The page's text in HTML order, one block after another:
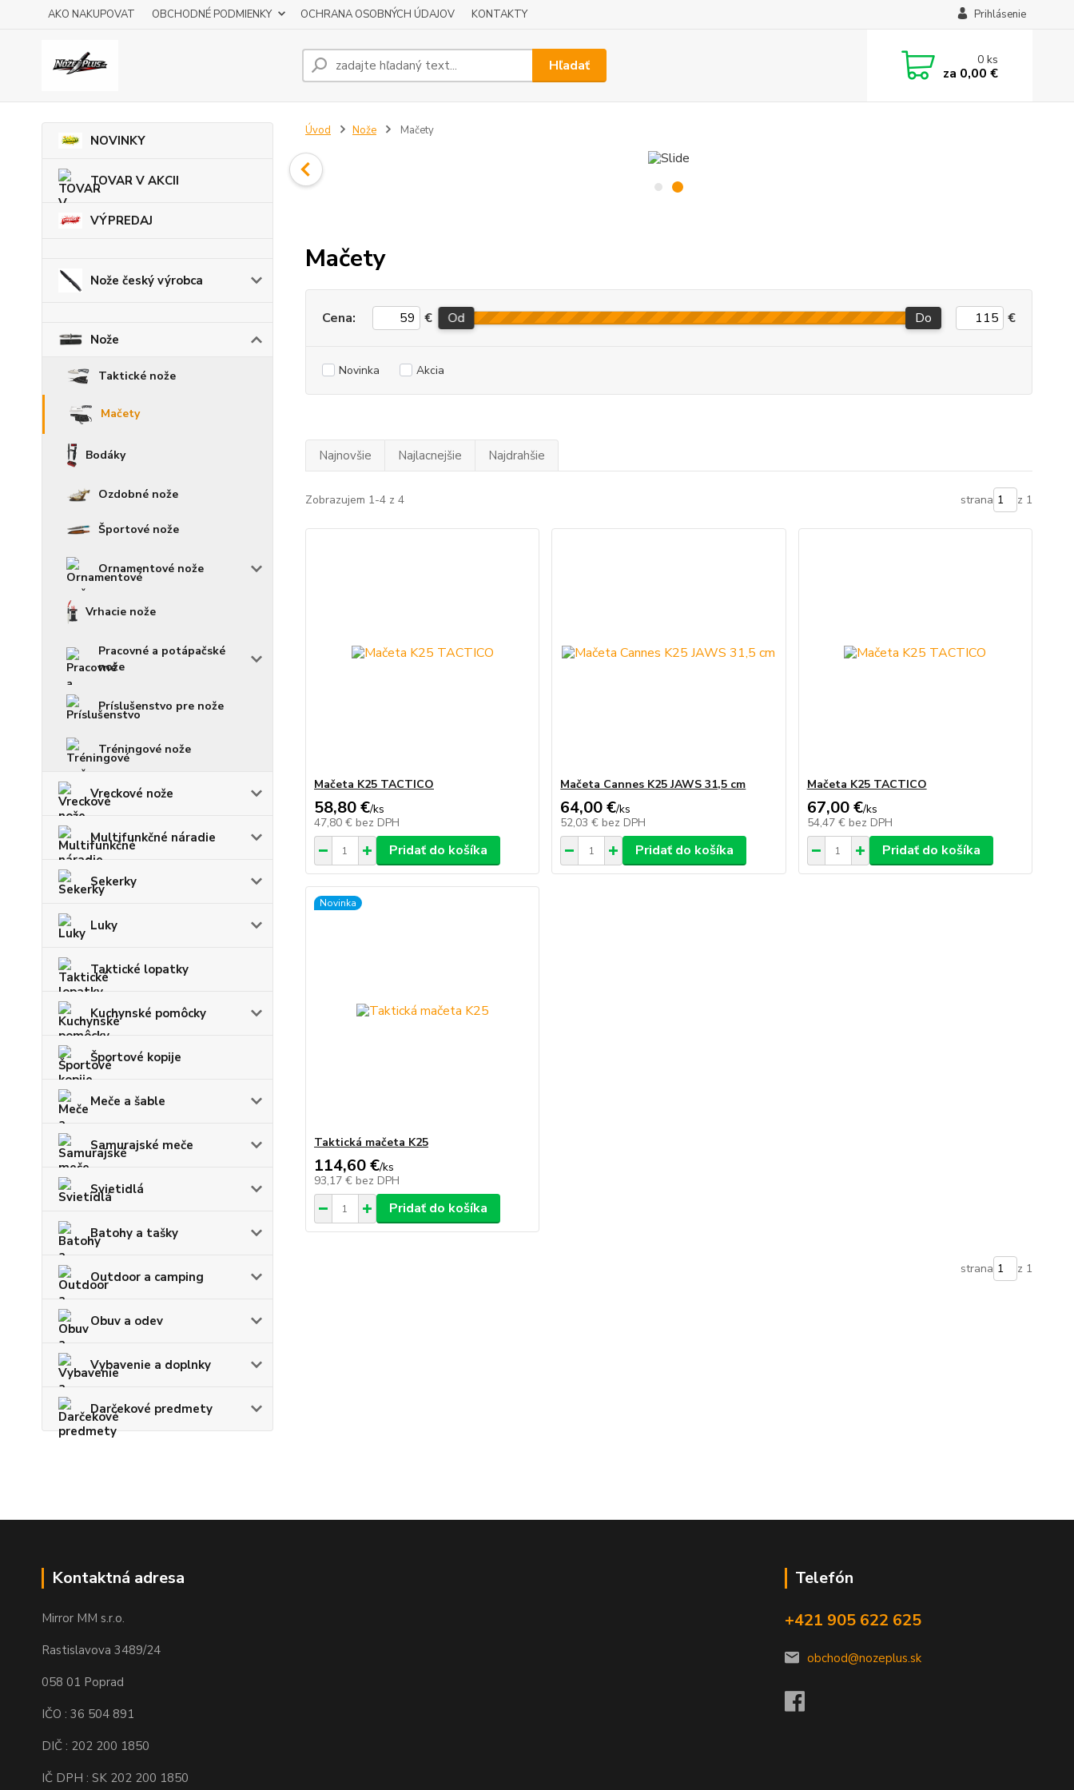
AKO NAKUPOVAT OBCHODNÉ PODMIENKY OCHRANA OSOBNÝCH ÚDAJOV KONTAKTY Prihlásenie
Hľadať 0ks
za 0,00 €
NOVINKY
TOVAR V AKCII
VÝPREDAJ
Nože český výrobca
Nože
Taktické nože
Mačety
Bodáky
Ozdobné nože
Športové nože
Ornamentové nože
Vrhacie nože
Pracovné a potápačské
nože
Príslušenstvo pre nože
Tréningové nože
Vreckové nože
Multifunkčné náradie
Sekerky
Luky
Taktické lopatky
Kuchynské pomôcky
Športové kopije
Meče a šable
Samurajské meče
Svietidlá
Batohy a tašky
Outdoor a camping
Obuv a odev
Vybavenie a doplnky
Darčekové predmety
Úvod Nože Mačety
Mačety
Cena: € Od Do €
Novinka Akcia
Najnovšie Najlacnejšie Najdrahšie
Zobrazujem 1-4 z 4 strana z 1
Mačeta K25 TACTICO
58,80 €/ks
47,80 € bez DPH
Pridať do košíka
Mačeta Cannes K25 JAWS 31,5 cm
64,00 €/ks
52,03 € bez DPH
Pridať do košíka
Mačeta K25 TACTICO
67,00 €/ks
54,47 € bez DPH
Pridať do košíka
Novinka
Taktická mačeta K25
114,60 €/ks
93,17 € bez DPH
Pridať do košíka
strana z 1
Kontaktná adresa
Mirror MM s.r.o.
Rastislavova 3489/24
058 01 Poprad
IČO : 36 504 891
DIČ : 202 200 1850
IČ DPH : SK 202 200 1850
Telefón
+421 905 622 625
obchod@nozeplus.sk